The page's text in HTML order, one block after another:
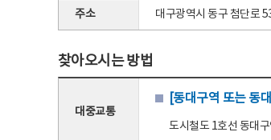
주소 대구광역시 동구 첨단로
찾아오시는 방법
대중교통
[동대구역 또는 동
도시철도 1호선 동대